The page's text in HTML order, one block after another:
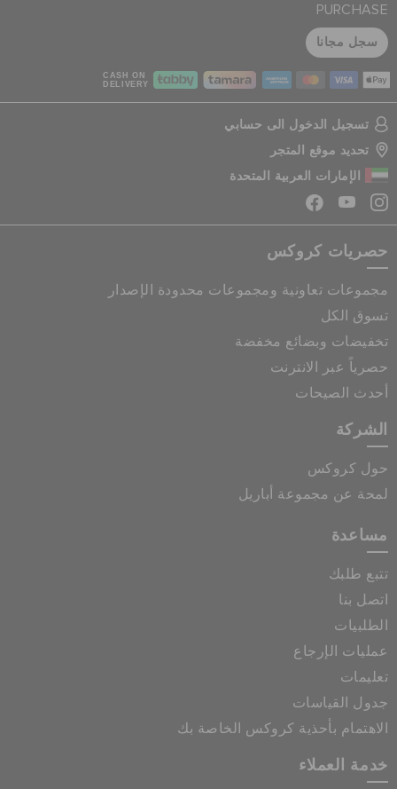
PURCHASE
سجل مجانا
CASH ON
DELIVERY
تسجيل الدخول الى حسابي
تحديد موقع المتجر
الإمارات العربية المتحدة
حصريات كروكس
مجموعات تعاونية ومجموعات محدودة الإصدار
تسوق الكل
تخفيضات وبضائع مخفضة
حصرياً عبر الانترنت
أحدث الصيحات
الشركة
حول كروكس
لمحة عن مجموعة أباريل
مساعدة
تتبع طلبك
اتصل بنا
الطلبيات
عمليات الإرجاع
تعليمات
جدول القياسات
الاهتمام بأحذية كروكس الخاصة بك
خدمة العملاء